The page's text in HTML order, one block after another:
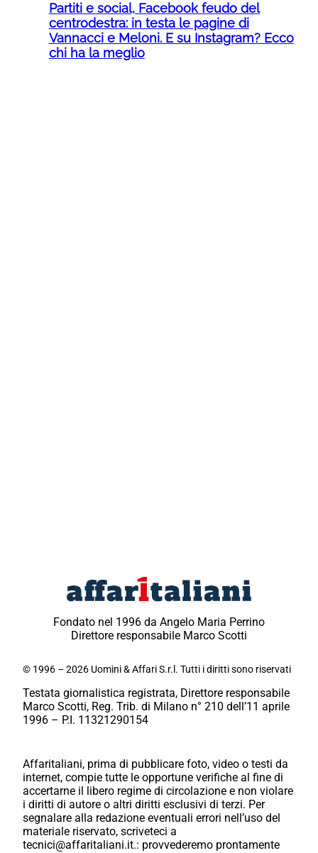
Partiti e social, Facebook feudo del
centrodestra: in testa le pagine di
Vannacci e Meloni. E su Instagram? Ecco
chi ha la meglio
Fondato nel 1996 da Angelo Maria Perrino
Direttore responsabile Marco Scotti
© 1996 – 2026 Uomini & Affari S.r.l. Tutti i diritti sono riservati
Testata giornalistica registrata, Direttore responsabile
Marco Scotti, Reg. Trib. di Milano n° 210 dell’11 aprile
1996 – P.I. 11321290154
Affaritaliani, prima di pubblicare foto, video o testi da
internet, compie tutte le opportune verifiche al fine di
accertarne il libero regime di circolazione e non violare
i diritti di autore o altri diritti esclusivi di terzi. Per
segnalare alla redazione eventuali errori nell’uso del
materiale riservato, scriveteci a
tecnici@affaritaliani.it.: provvederemo prontamente